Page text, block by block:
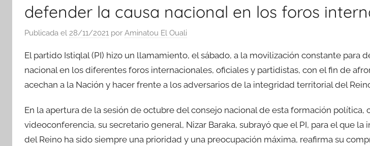
defender la causa nacional en los foros
Publicada el 28/11/2021 por Aminatou El Ouali
El partido Istiqlal (PI) hizo un llamamiento, el sábado, a la movilización constante para
nacional en los diferentes foros internacionales, oficiales y partidistas, con el fin de
acechan a la Nación y hacer frente a los adversarios de la integridad territorial del
En la apertura de la sesión de octubre del consejo nacional de esta formación política,
videoconferencia, su secretario general, Nizar Baraka, subrayó que el PI, para el que
del Reino ha sido siempre una prioridad y una preocupación máxima, reafirma su